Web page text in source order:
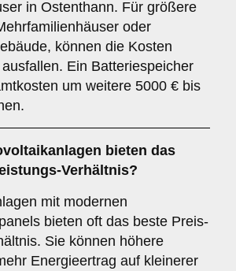
in Ostenthann. Für größere
oder
können die Kosten
Ein Batteriespeicher
um weitere 5000 € bis
bieten das
Verhältnis?
mit modernen
bieten oft das beste Preis-
Sie können höhere
Energieertrag auf kleinerer